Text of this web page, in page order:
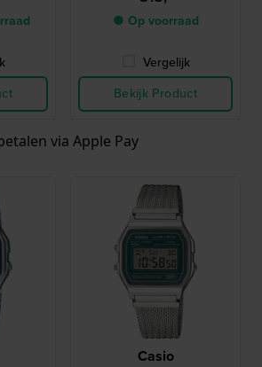
● Op voorraad
Vergelijk
Bekijk Product
via Apple Pay
Casio